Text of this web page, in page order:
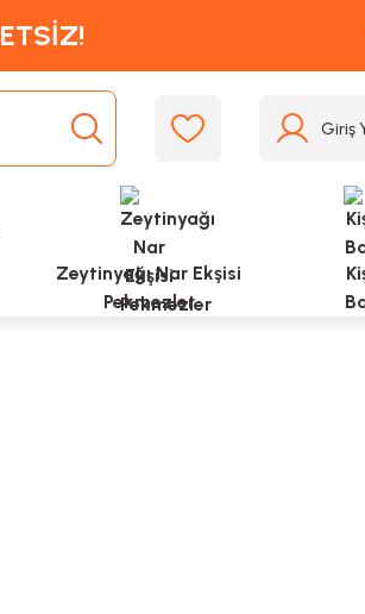
Giriş
Zeytinyağı Nar Ekşisi
Pekmezler